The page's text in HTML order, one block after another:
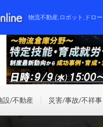
物流不動産,ロボット,ドロ
設/不動産 災害/事故/不祥事